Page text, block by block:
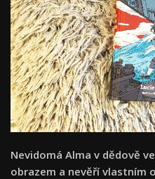
Nevidomá Alma v dědově
obrazem a nevěří vlastním